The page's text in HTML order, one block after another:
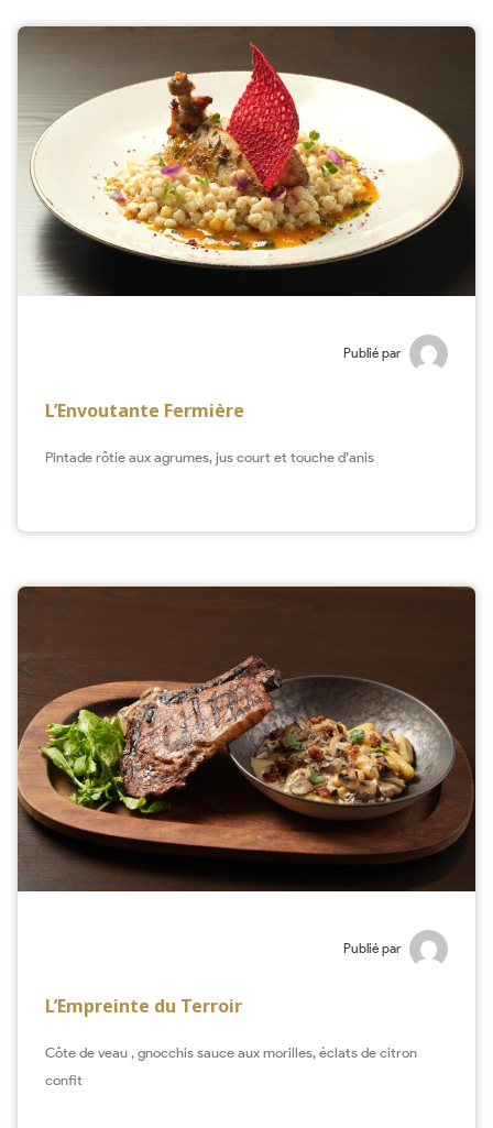
Publié par
L’Envoutante Fermière
Pintade rôtie aux agrumes, jus court et touche d’anis
Publié par
L’Empreinte du Terroir
Côte de veau , gnocchis sauce aux morilles, éclats de citron
confit